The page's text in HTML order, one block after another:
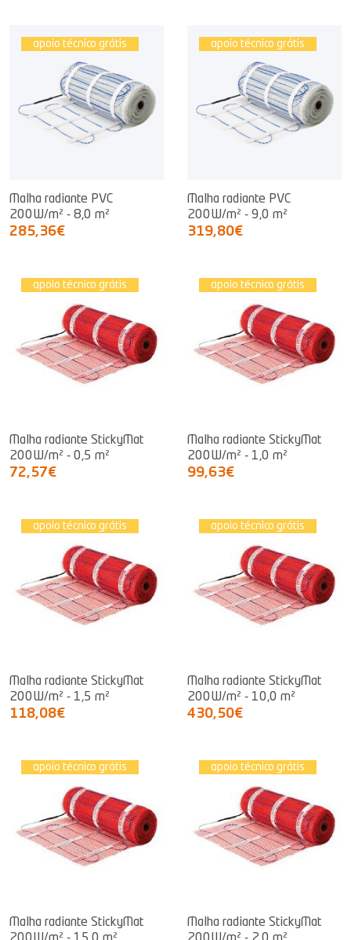
apoio técnico grátis
Malha radiante PVC
200W/m² - 8,0 m²
285,36€
apoio técnico grátis
Malha radiante PVC
200W/m² - 9,0 m²
319,80€
apoio técnico grátis
Malha radiante StickyMat
200W/m² - 0,5 m²
72,57€
apoio técnico grátis
Malha radiante StickyMat
200W/m² - 1,0 m²
99,63€
apoio técnico grátis
Malha radiante StickyMat
200W/m² - 1,5 m²
118,08€
apoio técnico grátis
Malha radiante StickyMat
200W/m² - 10,0 m²
430,50€
apoio técnico grátis
Malha radiante StickyMat
apoio técnico grátis
Malha radiante StickyMat